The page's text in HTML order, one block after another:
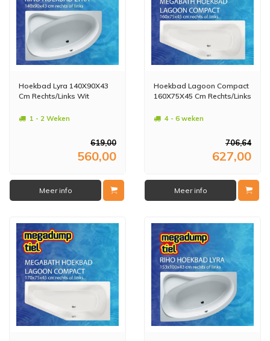
Hoekbad Lyra 140X90X43
Cm Rechts/Links Wit
1 - 2 Weken
619,00
560,00
Meer info
Hoekbad Lagoon Compact
160X75X45 Cm Rechts/Links
4 - 6 weken
706,64
627,00
Meer info